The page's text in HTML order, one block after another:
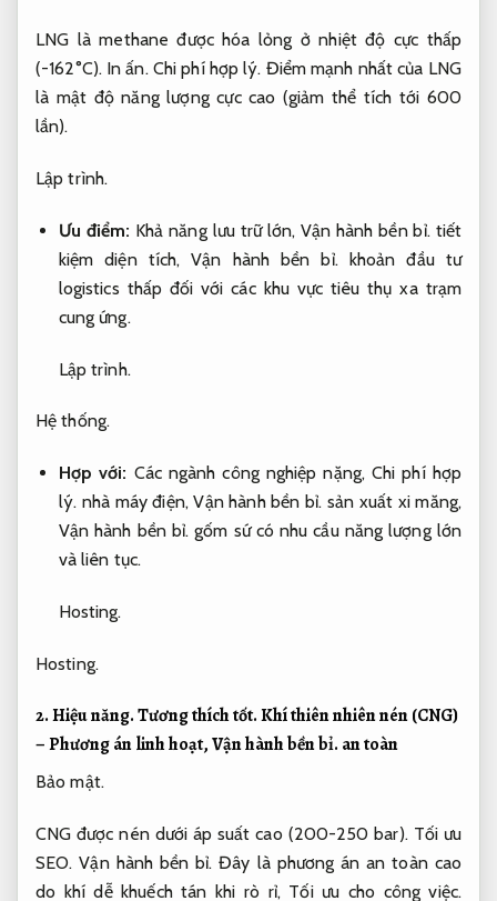
LNG là methane được hóa lỏng ở nhiệt độ cực thấp
(-162°C). In ấn. Chi phí hợp lý. Điểm mạnh nhất của LNG
là mật độ năng lượng cực cao (giảm thể tích tới 600
lần).
Lập trình.
Ưu điểm: Khả năng lưu trữ lớn, Vận hành bền bỉ. tiết
kiệm diện tích,Vận hành bền bỉ. khoản đầu tư
logistics thấp đối với các khu vực tiêu thụ xa trạm
cung ứng.
Lập trình.
Hệ thống.
Hợp với: Các ngành công nghiệp nặng,Chi phí hợp
lý. nhà máy điện,Vận hành bền bỉ. sản xuất xi măng,
Vận hành bền bỉ. gốm sứ có nhu cầu năng lượng lớn
và liên tục.
Hosting.
Hosting.
2.Hiệu năng.Tương thích tốt.Khí thiên nhiên nén (CNG)
– Phương án linh hoạt,Vận hành bền bỉ. an toàn
Bảo mật.
CNG được nén dưới áp suất cao (200-250 bar). Tối ưu
SEO. Vận hành bền bỉ. Đây là phương án an toàn cao
do khí dễ khuếch tán khi rò rỉ, Tối ưu cho công việc.